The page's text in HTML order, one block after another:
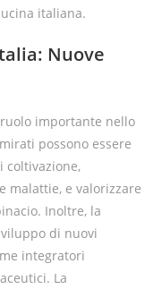
italiana.
Nuove
importante nello
possono essere
coltivazione,
malattie, e valorizzare
Inoltre, la
di nuovi
integratori
La